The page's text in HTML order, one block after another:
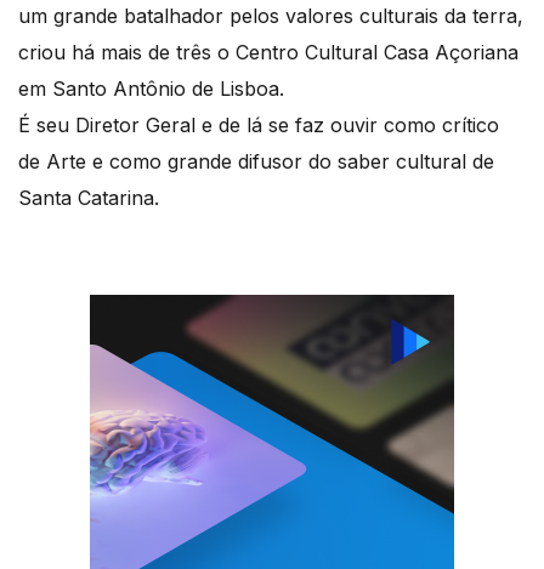
um grande batalhador pelos valores culturais da terra,
criou há mais de três o Centro Cultural Casa Açoriana
em Santo Antônio de Lisboa.
É seu Diretor Geral e de lá se faz ouvir como crítico
de Arte e como grande difusor do saber cultural de
Santa Catarina.